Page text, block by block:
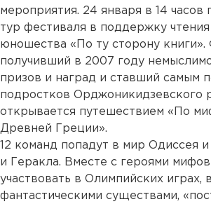
мероприятия. 24 января в 14 часов
тур фестиваля в поддержку
юношества «По ту сторону книги».
получивший в 2007 году
призов и наград и ставший самым
подростков Орджоникидзевского
открывается путешествием «По
Древней Греции».
12 команд попадут в мир Одиссея
и Геракла. Вместе с героями
участвовать в Олимпийских играх,
фантастическими существами,